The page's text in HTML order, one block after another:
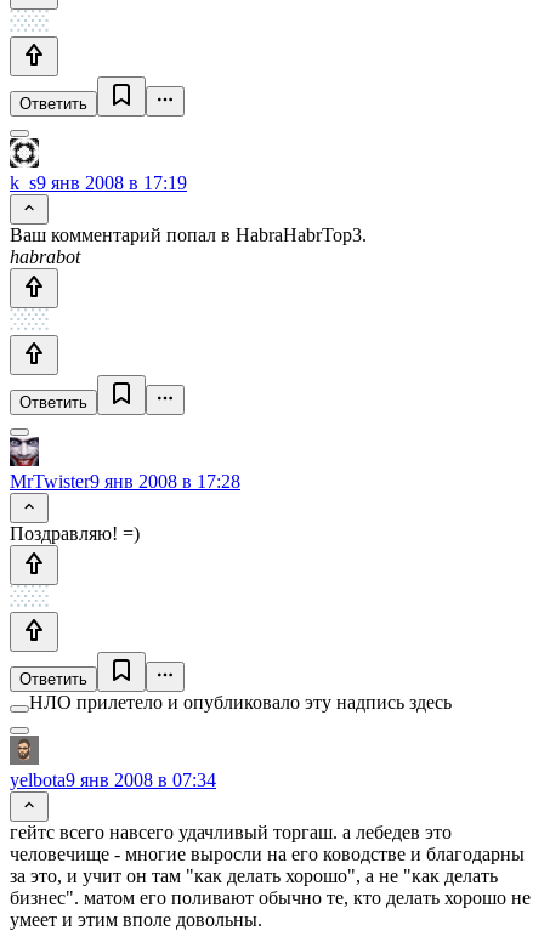
Ответить
k_s9 янв 2008 в 17:19
Ваш комментарий попал в HabraHabrTop3.
habrabot
Ответить
MrTwister9 янв 2008 в 17:28
Поздравляю! =)
Ответить
НЛО прилетело и опубликовало эту надпись здесь
yelbota9 янв 2008 в 07:34
гейтс всего навсего удачливый торгаш. а лебедев это
человечище - многие выросли на его ководстве и благодарны
за это, и учит он там "как делать хорошо", а не "как делать
бизнес". матом его поливают обычно те, кто делать хорошо не
умеет и этим вполе довольны.